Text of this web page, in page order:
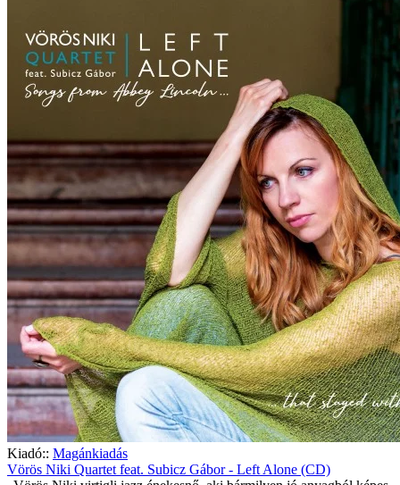
Kiadó:: Magánkiadás
Vörös Niki Quartet feat. Subicz Gábor - Left Alone (CD)